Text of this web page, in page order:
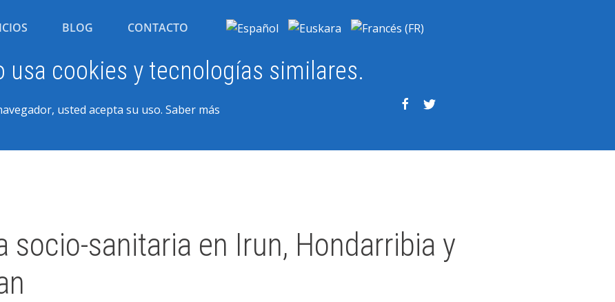
BLOG CONTACTO
usa cookies y tecnologías similares.
usted acepta su uso. Saber más
sanitaria en Irun, Hondarribia y